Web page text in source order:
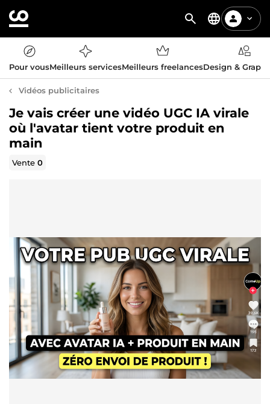
Pour vousMeilleurs servicesMeilleurs freelancesDesign &
Vidéos publicitaires
Je vais créer une vidéo UGC IA virale
où l'avatar tient votre produit en
main
Vente0